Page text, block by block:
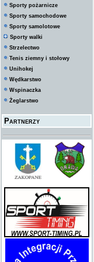
Sporty pożarnicze
Sporty samochodowe
Sporty samolotowe
Sporty walki
Strzelectwo
Tenis ziemny i stołowy
Unihokej
Wędkarstwo
Wspinaczka
Żeglarstwo
Partnerzy